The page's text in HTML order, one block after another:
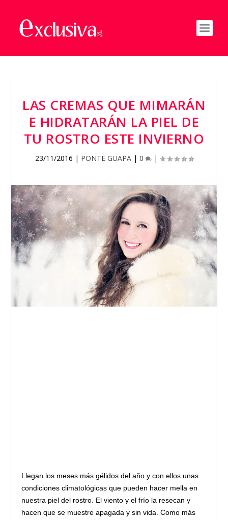
LAS CREMAS QUE MIMARÁN
E HIDRATARÁN LA PIEL DE
TU ROSTRO ESTE INVIERNO
23/11/2016 | PONTE GUAPA| 0 |
Llegan los meses más gélidos del año y con ellos unas
condiciones climatológicas que pueden hacer mella en
nuestra piel del rostro. El viento y el frío la resecan y
hacen que se muestre apagada y sin vida. Como más